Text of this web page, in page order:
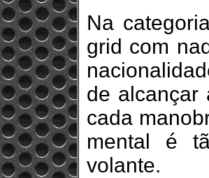
Na
grid com
de alcançar
cada
mental é
volante.